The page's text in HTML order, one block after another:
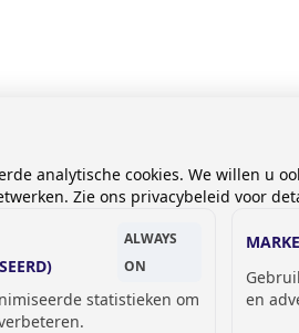
analytische cookies. We willen u
Zie ons privacybeleid voor
ALWAYS
ON
statistieken om
en